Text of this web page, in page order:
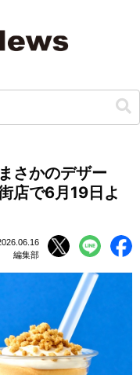
さかのデザー
店で6月19日よ
編集部